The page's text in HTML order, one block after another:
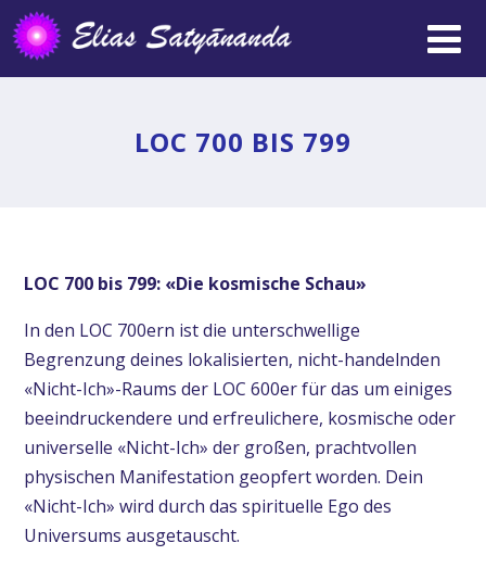
LOC 700 BIS 799
LOC 700 bis 799: «Die kosmische Schau»
In den LOC 700ern ist die unterschwellige
Begrenzung deines lokalisierten, nicht-handelnden
«Nicht-Ich»-Raums der LOC 600er für das um einiges
beeindruckendere und erfreulichere, kosmische oder
universelle «Nicht-Ich» der großen, prachtvollen
physischen Manifestation geopfert worden. Dein
«Nicht-Ich» wird durch das spirituelle Ego des
Universums ausgetauscht.